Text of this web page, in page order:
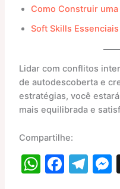
Como Construir
Soft Skills
Lidar com conflitos
de autodescoberta e
estratégias, você
mais equilibrada e
Compartilhe:
W F T